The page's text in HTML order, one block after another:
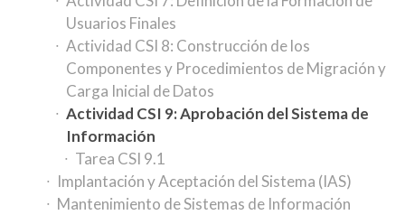
Usuarios Finales
Actividad CSI 8: Construcción de los
Componentes y Procedimientos de Migración y
Carga Inicial de Datos
Actividad CSI 9: Aprobación del Sistema de
Información
Tarea CSI 9.1
Implantación y Aceptación del Sistema (IAS)
Mantenimiento de Sistemas de Información